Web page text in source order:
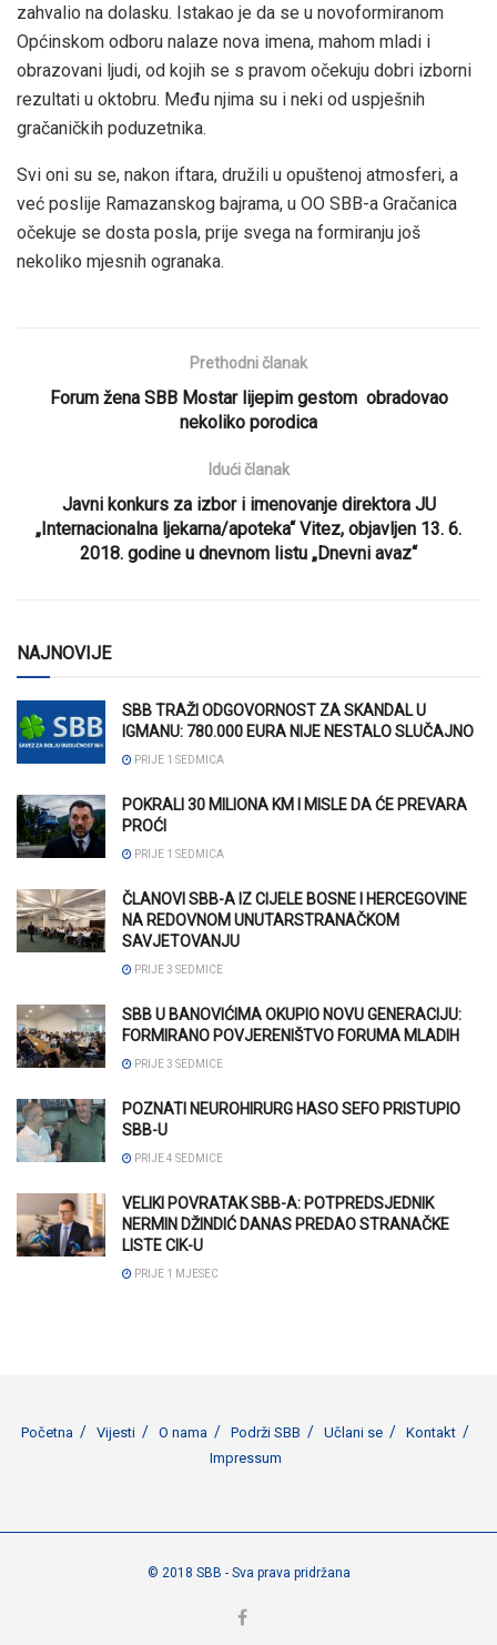
zahvalio na dolasku. Istakao je da se u novoformiranom
Općinskom odboru nalaze nova imena, mahom mladi i
obrazovani ljudi, od kojih se s pravom očekuju dobri izborni
rezultati u oktobru. Među njima su i neki od uspješnih
gračaničkih poduzetnika.
Svi oni su se, nakon iftara, družili u opuštenoj atmosferi, a
već poslije Ramazanskog bajrama, u OO SBB-a Gračanica
očekuje se dosta posla, prije svega na formiranju još
nekoliko mjesnih ogranaka.
Prethodni članak
Forum žena SBB Mostar lijepim gestom obradovao
nekoliko porodica
Idući članak
Javni konkurs za izbor i imenovanje direktora JU
„Internacionalna ljekarna/apoteka“ Vitez, objavljen 13. 6.
2018. godine u dnevnom listu „Dnevni avaz“
NAJNOVIJE
SBB TRAŽI ODGOVORNOST ZA SKANDAL U
IGMANU: 780.000 EURA NIJE NESTALO SLUČAJNO
PRIJE 1 SEDMICA
POKRALI 30 MILIONA KM I MISLE DA ĆE PREVARA
PROĆI
PRIJE 1 SEDMICA
ČLANOVI SBB-A IZ CIJELE BOSNE I HERCEGOVINE
NA REDOVNOM UNUTARSTRANAČKOM
SAVJETOVANJU
PRIJE 3 SEDMICE
SBB U BANOVIĆIMA OKUPIO NOVU GENERACIJU:
FORMIRANO POVJERENIŠTVO FORUMA MLADIH
PRIJE 3 SEDMICE
POZNATI NEUROHIRURG HASO SEFO PRISTUPIO
SBB-U
PRIJE 4 SEDMICE
VELIKI POVRATAK SBB-A: POTPREDSJEDNIK
NERMIN DŽINDIĆ DANAS PREDAO STRANAČKE
LISTE CIK-U
PRIJE 1 MJESEC
Početna Vijesti O nama Podrži SBB Učlani se
Kontakt
Impressum
© 2018 SBB - Sva prava pridržana